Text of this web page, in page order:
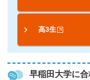
高3生
早稲田大学に